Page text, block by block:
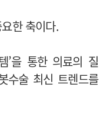
한 축이다.
’을 통한 의료의 질
수술 최신 트렌드를